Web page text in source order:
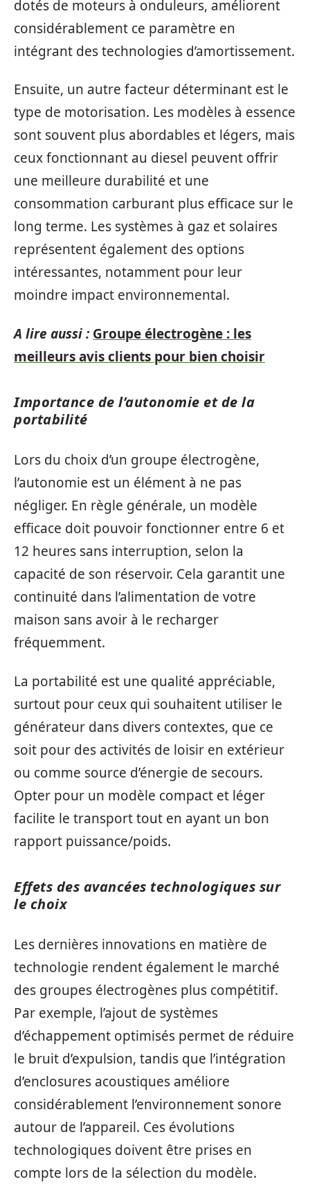
dotés de moteurs à onduleurs, améliorent
considérablement ce paramètre en
intégrant des technologies d’amortissement.
Ensuite, un autre facteur déterminant est le
type de motorisation. Les modèles à essence
sont souvent plus abordables et légers, mais
ceux fonctionnant au diesel peuvent offrir
une meilleure durabilité et une
consommation carburant plus efficace sur le
long terme. Les systèmes à gaz et solaires
représentent également des options
intéressantes, notamment pour leur
moindre impact environnemental.
A lire aussi : Groupe électrogène : les
meilleurs avis clients pour bien choisir
Importance de l’autonomie et de la
portabilité
Lors du choix d’un groupe électrogène,
l’autonomie est un élément à ne pas
négliger. En règle générale, un modèle
efficace doit pouvoir fonctionner entre 6 et
12 heures sans interruption, selon la
capacité de son réservoir. Cela garantit une
continuité dans l’alimentation de votre
maison sans avoir à le recharger
fréquemment.
La portabilité est une qualité appréciable,
surtout pour ceux qui souhaitent utiliser le
générateur dans divers contextes, que ce
soit pour des activités de loisir en extérieur
ou comme source d’énergie de secours.
Opter pour un modèle compact et léger
facilite le transport tout en ayant un bon
rapport puissance/poids.
Effets des avancées technologiques sur
le choix
Les dernières innovations en matière de
technologie rendent également le marché
des groupes électrogènes plus compétitif.
Par exemple, l’ajout de systèmes
d’échappement optimisés permet de réduire
le bruit d’expulsion, tandis que l’intégration
d’enclosures acoustiques améliore
considérablement l’environnement sonore
autour de l’appareil. Ces évolutions
technologiques doivent être prises en
compte lors de la sélection du modèle.